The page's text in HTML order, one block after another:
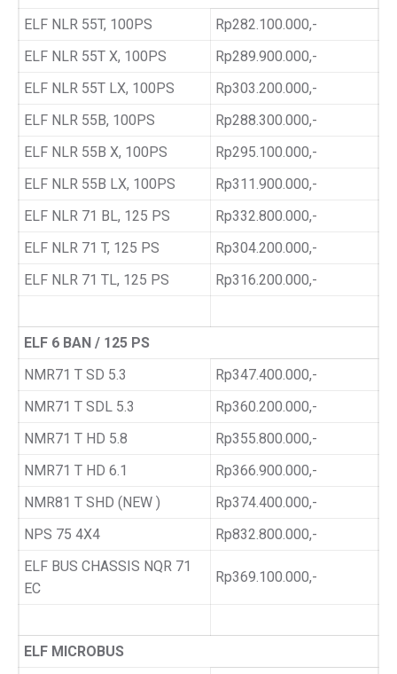
ELF NLR 55T, 100PS
Rp282.100.000,-
ELF NLR 55T X, 100PS
Rp289.900.000,-
ELF NLR 55T LX, 100PS
Rp303.200.000,-
ELF NLR 55B, 100PS
Rp288.300.000,-
ELF NLR 55B X, 100PS
Rp295.100.000,-
ELF NLR 55B LX, 100PS
Rp311.900.000,-
ELF NLR 71 BL, 125 PS
Rp332.800.000,-
ELF NLR 71 T, 125 PS
Rp304.200.000,-
ELF NLR 71 TL, 125 PS
Rp316.200.000,-
ELF 6 BAN / 125 PS
NMR71 T SD 5.3
Rp347.400.000,-
NMR71 T SDL 5.3
Rp360.200.000,-
NMR71 T HD 5.8
Rp355.800.000,-
NMR71 T HD 6.1
Rp366.900.000,-
NMR81 T SHD (NEW )
Rp374.400.000,-
NPS 75 4X4
Rp832.800.000,-
ELF BUS CHASSIS NQR 71
EC
Rp369.100.000,-
ELF MICROBUS